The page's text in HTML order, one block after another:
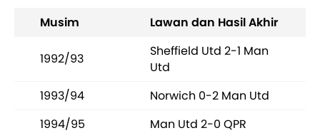
Musim Lawan dan Hasil Akhir
1992/93
Sheffield Utd 2-1 Man
Utd
1993/94
Norwich 0-2 Man Utd
1994/95
Man Utd 2-0 QPR